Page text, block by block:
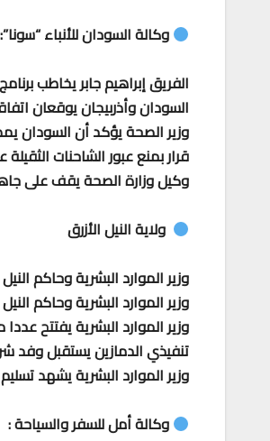
وكالة السودان للأنباء “سونا”:
الفريق إبراهيم جابر يخاطب
السودان وأذربيجان يوقعان
وزير الصحة يؤكد أن السودان
قرار بمنع عبور الشاحنات
وكيل وزارة الصحة يقف على
ولاية النيل الأزرق
وزير الموارد البشرية وحاكم
وزير الموارد البشرية وحاكم
وزير الموارد البشرية يفتتح
تنفيذي الدمازين يستقبل وفد
وزير الموارد البشرية يشهد
وكالة أمل للسفر والسياحة :